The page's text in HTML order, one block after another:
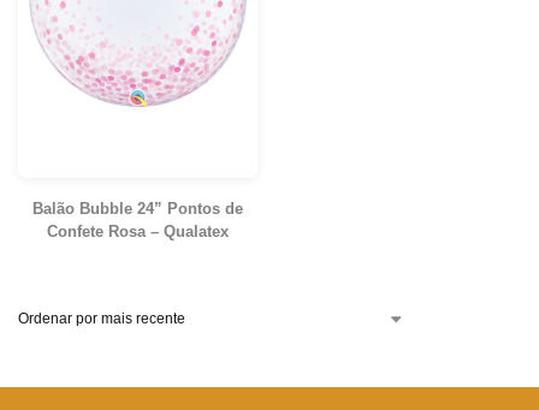
Balão Bubble 24” Pontos de
Confete Rosa – Qualatex